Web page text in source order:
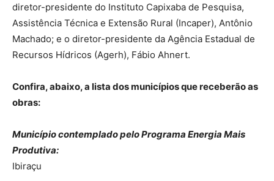
diretor-presidente do Instituto Capixaba de Pesquisa,
Assistência Técnica e Extensão Rural (Incaper), Antônio
Machado; e o diretor-presidente da Agência Estadual de
Recursos Hídricos (Agerh), Fábio Ahnert.
Confira, abaixo, a lista dos municípios que receberão as
obras:
Município contemplado pelo Programa Energia Mais
Produtiva:
Ibiraçu